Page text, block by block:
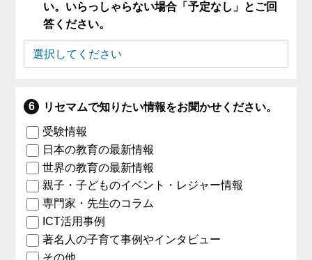
い。いらっしゃらない場合「予定なし」とご回
答ください。
リセマムで知りたい情報をお聞かせください。
受験情報
日本の教育の最新情報
世界の教育の最新情報
親子・子どものイベント・レジャー情報
専門家・先生のコラム
ICT活用事例
著名人の子育て事例やインタビュー
その他